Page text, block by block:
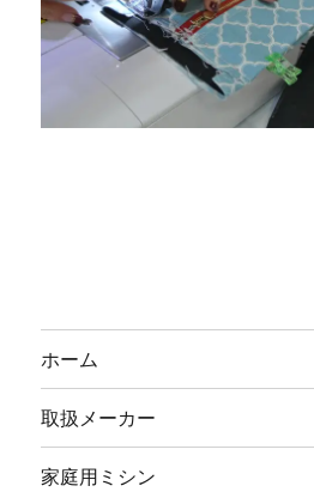
ホーム
取扱メーカー
家庭用ミシン